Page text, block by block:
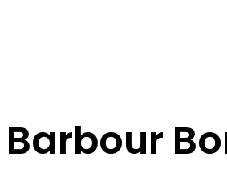
Barbour